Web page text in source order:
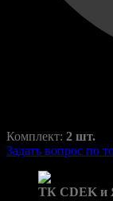
Комплект: 2 шт.
Задать вопрос по
ТК CDEK и